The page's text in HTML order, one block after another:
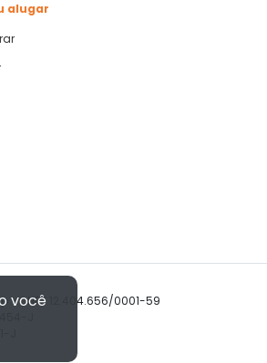
alugar
• CNPJ 12.404.656/0001-59
você